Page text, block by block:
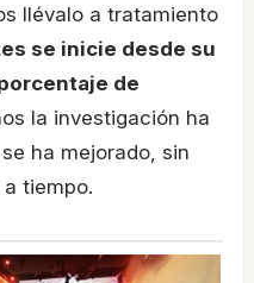
llévalo a tratamiento
se inicie desde su
de
la investigación ha
ha mejorado, sin
tiempo.